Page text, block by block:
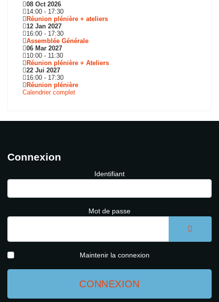
08 Oct 2026
14:00 - 17:30
Réunion plénière + ateliers
12 Jan 2027
16:00 - 17:30
Assemblée Générale
06 Mar 2027
10:00 - 11:30
Réunion plénière + Ateliers
22 Jui 2027
16:00 - 17:30
Réunion plénière
Calendrier complet
Connexion
Identifiant
Mot de passe
Maintenir la connexion
CONNEXION